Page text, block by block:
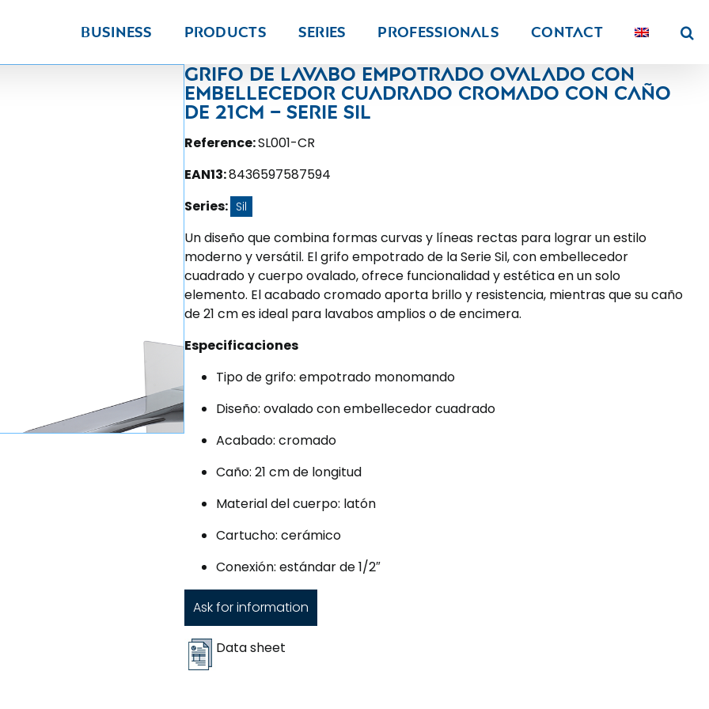
Business Products Series PROFESSIONALS Contact
Grifo de lavabo empotrado ovalado con
embellecedor cuadrado cromado con caño
de 21CM – Serie sil
Reference:SL001-CR
EAN13:8436597587594
Series: Sil
Un diseño que combina formas curvas y líneas rectas para lograr un estilo
moderno y versátil. El grifo empotrado de la Serie Sil, con embellecedor
cuadrado y cuerpo ovalado, ofrece funcionalidad y estética en un solo
elemento. El acabado cromado aporta brillo y resistencia, mientras que su caño
de 21 cm es ideal para lavabos amplios o de encimera.
Especificaciones
Tipo de grifo: empotrado monomando
Diseño: ovalado con embellecedor cuadrado
Acabado: cromado
Caño: 21 cm de longitud
Material del cuerpo: latón
Cartucho: cerámico
Conexión: estándar de 1/2″
Ask for information
Data sheet